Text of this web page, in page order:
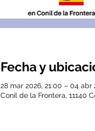
Fecha y
28 mar 2026, 21:00 – 04 abr
Conil de la Frontera, 11140